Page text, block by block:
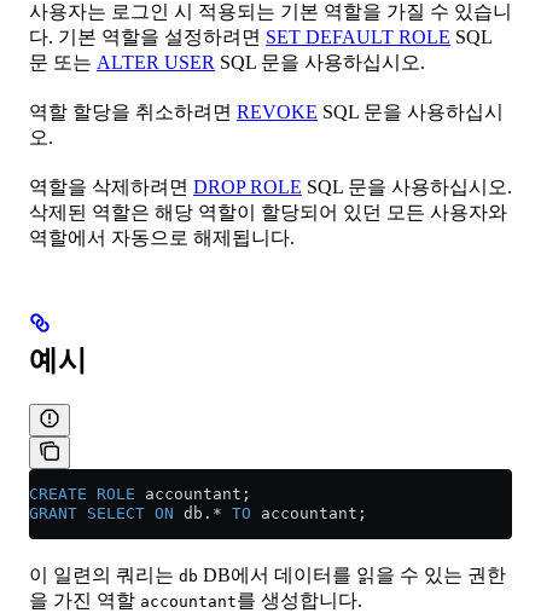
사용자는 로그인 시 적용되는 기본 역할을 가질 수 있습니
다. 기본 역할을 설정하려면 SET DEFAULT ROLE SQL
문 또는 ALTER USER SQL 문을 사용하십시오.
역할 할당을 취소하려면 REVOKE SQL 문을 사용하십시
오.
역할을 삭제하려면 DROP ROLE SQL 문을 사용하십시오.
삭제된 역할은 해당 역할이 할당되어 있던 모든 사용자와
역할에서 자동으로 해제됩니다.
예시
CREATE ROLE accountant;
GRANT SELECT ON db. * TO accountant;
이 일련의 쿼리는 db DB에서 데이터를 읽을 수 있는 권한
을 가진 역할 accountant를 생성합니다.